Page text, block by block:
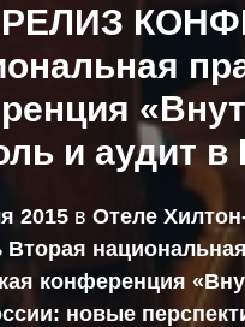
и аудит в
2015 в Отеле
Вторая
конференция
новые